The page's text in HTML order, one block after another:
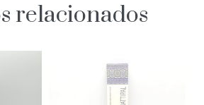
relacionados